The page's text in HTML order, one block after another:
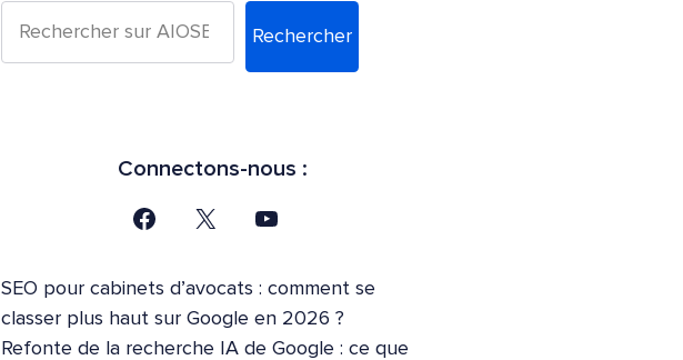
Rechercher
Connectons-nous :
SEO pour cabinets d’avocats : comment se
classer plus haut sur Google en 2026 ?
Refonte de la recherche IA de Google : ce que